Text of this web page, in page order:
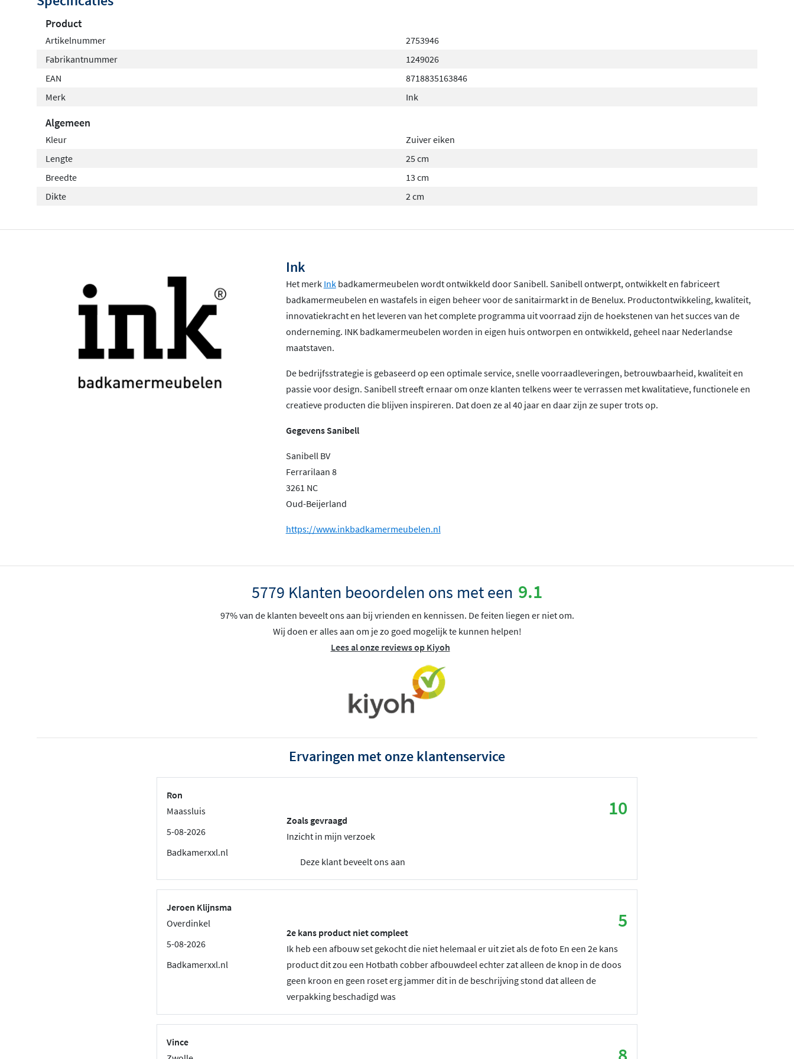
Product
Artikelnummer
2753946
Fabrikantnummer
1249026
EAN
8718835163846
Merk
Ink
Algemeen
Kleur
Zuiver eiken
Lengte
25 cm
Breedte
13 cm
Dikte
2 cm
Ink
Het merk Inkbadkamermeubelen wordt ontwikkeld door Sanibell. Sanibell ontwerpt, ontwikkelt en fabriceert
badkamermeubelen en wastafels in eigen beheer voor de sanitairmarkt in de Benelux. Productontwikkeling, kwaliteit,
innovatiekracht en het leveren van het complete programma uit voorraad zijn de hoekstenen van het succes van de
onderneming. INK badkamermeubelen worden in eigen huis ontworpen en ontwikkeld, geheel naar Nederlandse
maatstaven.
De bedrijfsstrategie is gebaseerd op een optimale service, snelle voorraadleveringen, betrouwbaarheid, kwaliteit en
passie voor design. Sanibell streeft ernaar om onze klanten telkens weer te verrassen met kwalitatieve, functionele en
creatieve producten die blijven inspireren. Dat doen ze al 40 jaar en daar zijn ze super trots op.
Gegevens Sanibell
Sanibell BV
Ferrarilaan 8
3261 NC
Oud-Beijerland
https://www.inkbadkamermeubelen.nl
5779 Klanten beoordelen ons met een 9.1
97% van de klanten beveelt ons aan bij vrienden en kennissen. De feiten liegen er niet om.
Wij doen er alles aan om je zo goed mogelijk te kunnen helpen!
Lees al onze reviews op Kiyoh
Ervaringen met onze klantenservice
Ron
Maassluis
5-08-2026
Badkamerxxl.nl
10
Zoals gevraagd
Inzicht in mijn verzoek
Deze klant beveelt ons aan
Jeroen Klijnsma
Overdinkel
5-08-2026
Badkamerxxl.nl
5
2e kans product niet compleet
Ik heb een afbouw set gekocht die niet helemaal er uit ziet als de foto En een 2e kans
product dit zou een Hotbath cobber afbouwdeel echter zat alleen de knop in de doos
geen kroon en geen roset erg jammer dit in de beschrijving stond dat alleen de
verpakking beschadigd was
Vince